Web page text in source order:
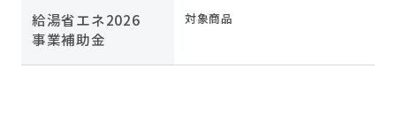
給湯省エネ2026
事業補助金
対象商品